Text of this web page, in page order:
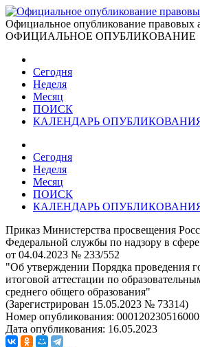
Официальное опубликование правовых
ОФИЦИАЛЬНОЕ ОПУБЛИКОВАНИЕ
Сегодня
Неделя
Месяц
ПОИСК
КАЛЕНДАРЬ
Сегодня
Неделя
Месяц
ПОИСК
КАЛЕНДАРЬ
Приказ Министерства просвещения
Федеральной службы по надзору в
от 04.04.2023 № 233/552
"Об утверждении Порядка проведения
итоговой аттестации по
среднего общего образования"
(Зарегистрирован 15.05.2023 № 73314)
Номер опубликования:
Дата опубликования: 16.05.2023